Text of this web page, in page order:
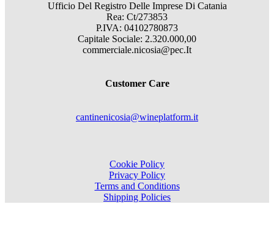
Ufficio Del Registro Delle Imprese Di Catania
Rea: Ct/273853
P.IVA: 04102780873
Capitale Sociale: 2.320.000,00
commerciale.nicosia@pec.It
Customer Care
cantinenicosia@wineplatform.it
Cookie Policy
Privacy Policy
Terms and Conditions
Shipping Policies